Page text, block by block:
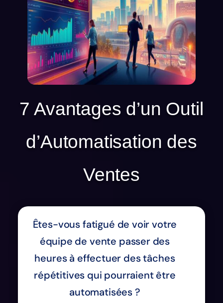
7 Avantages d’un Outil
d’Automatisation des
Ventes
Êtes-vous fatigué de voir votre
équipe de vente passer des
heures à effectuer des tâches
répétitives qui pourraient être
automatisées ?